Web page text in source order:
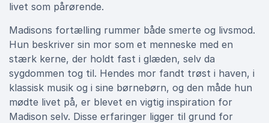
livet som pårørende.
Madisons fortælling rummer både smerte og livsmod.
Hun beskriver sin mor som et menneske med en
stærk kerne, der holdt fast i glæden, selv da
sygdommen tog til. Hendes mor fandt trøst i haven, i
klassisk musik og i sine børnebørn, og den måde hun
mødte livet på, er blevet en vigtig inspiration for
Madison selv. Disse erfaringer ligger til grund for